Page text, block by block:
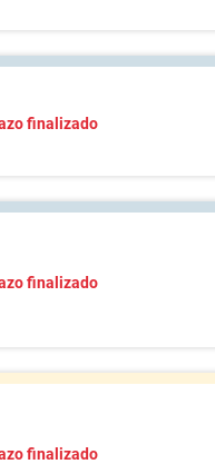
finalizado
finalizado
finalizado